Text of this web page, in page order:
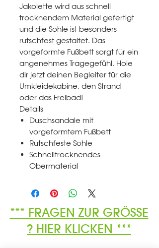
Jakolette wird aus schnell
trocknendem Material gefertigt
und die Sohle ist besonders
rutschfest gestaltet. Das
vorgeformte Fußbett sorgt für ein
angenehmes Tragegefühl. Hole
dir jetzt deinen Begleiter für die
Umkleidekabine, den Strand
oder das Freibad!
Details
Duschsandale mit
vorgeformtem Fußbett
Rutschfeste Sohle
Schnelltrocknendes
Obermaterial
*** FRAGEN ZUR GRÖSSE
? HIER KLICKEN ***